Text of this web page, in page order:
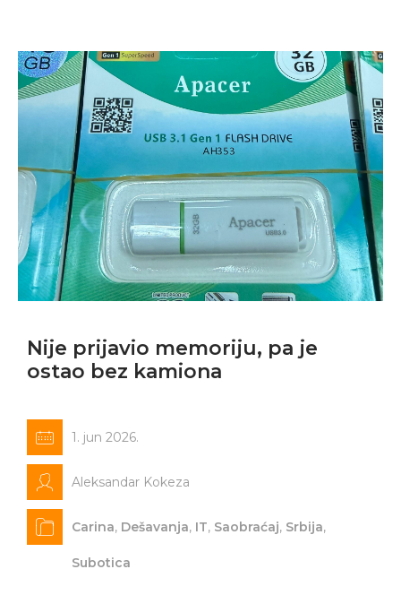
Nije prijavio memoriju, pa je
ostao bez kamiona
1. jun 2026.
Aleksandar Kokeza
Carina, Dešavanja, IT, Saobraćaj, Srbija,
Subotica